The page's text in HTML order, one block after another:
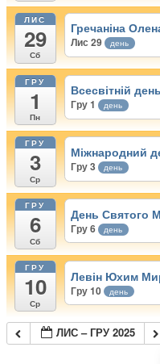
ЛИС
29
Сб
Гречаніна
Лис 29 день
ГРУ
1
Пн
Всесвітній
Гру 1 день
ГРУ
3
Ср
Міжнародний
Гру 3 день
ГРУ
6
Сб
День Святого
Гру 6 день
ГРУ
10
Ср
Левін Юхим
Гру 10 день
ЛИС – ГРУ 2025